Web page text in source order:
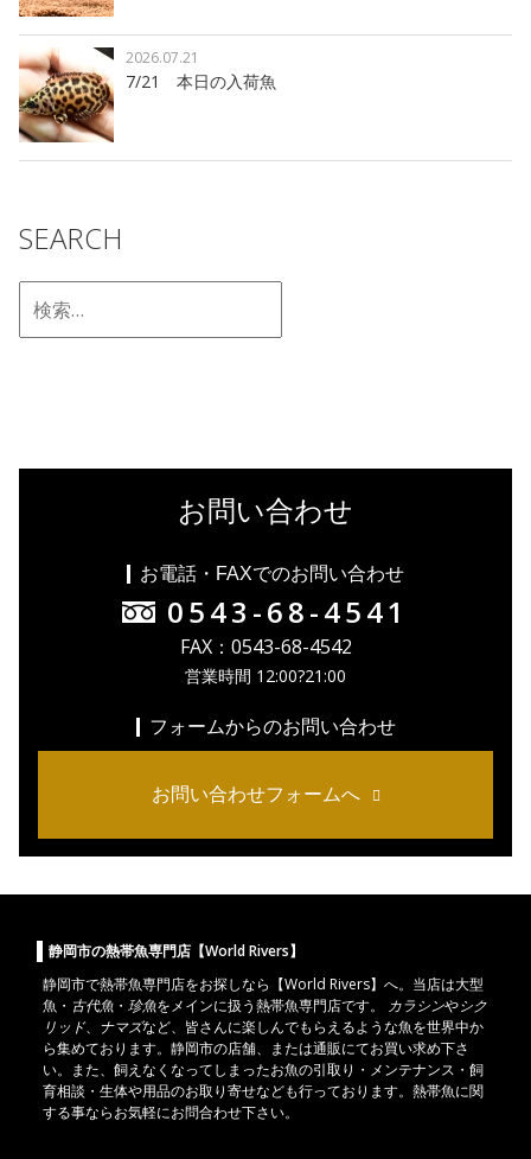
7/21 本日の入荷魚
2026.07.21
SEARCH
お問い合わせ
お電話・FAXでのお問い合わせ
0543-68-4541
FAX：0543-68-4542
営業時間 12:00?21:00
フォームからのお問い合わせ
お問い合わせフォームへ
静岡市の熱帯魚専門店【World Rivers】
静岡市で熱帯魚専門店をお探しなら【World Rivers】へ。当店は大型
魚 ・ 古代魚 ・ 珍魚をメインに扱う熱帯魚専門店です。 カラシンやシク
リッド、 ナマズなど、皆さんに楽しんでもらえるような魚を世界中か
ら集めております。静岡市の店舗、または通販にてお買い求め下さ
い。また、飼えなくなってしまったお魚の引取り・メンテナンス・飼
育相談・生体や用品のお取り寄せなども行っております。熱帯魚に関
する事ならお気軽にお問合わせ下さい。